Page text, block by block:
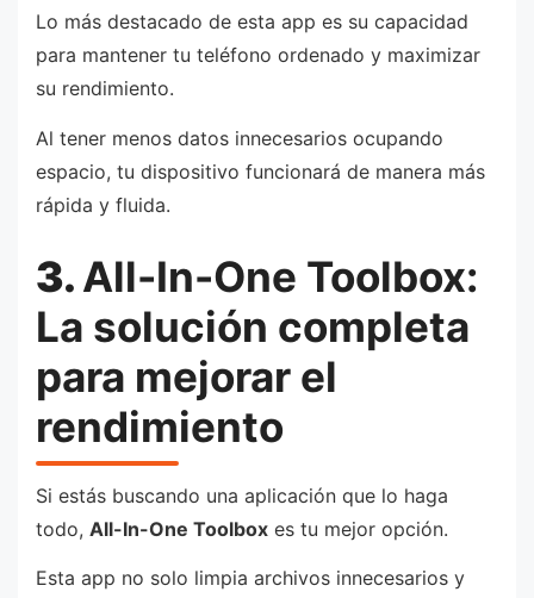
Lo más destacado de esta app es su capacidad
para mantener tu teléfono ordenado y maximizar
su rendimiento.
Al tener menos datos innecesarios ocupando
espacio, tu dispositivo funcionará de manera más
rápida y fluida.
3.All-In-One Toolbox:
La solución completa
para mejorar el
rendimiento
Si estás buscando una aplicación que lo haga
todo, All-In-One Toolbox es tu mejor opción.
Esta app no solo limpia archivos innecesarios y